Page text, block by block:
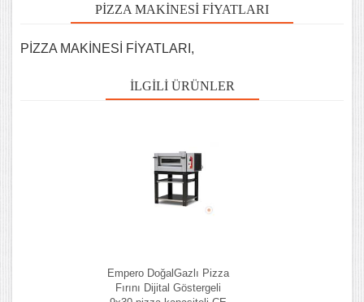
PİZZA MAKİNESİ FİYATLARI
PİZZA MAKİNESİ FİYATLARI,
İLGILI ÜRÜNLER
Empero DoğalGazlı Pizza
Fırını Dijital Göstergeli